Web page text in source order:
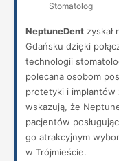
Stomatolog
NeptuneDent
Gdańsku dzięki
technologii
polecana osobom
protetyki i implantów
wskazują, że
pacjentów
go atrakcyjnym
w Trójmieście.